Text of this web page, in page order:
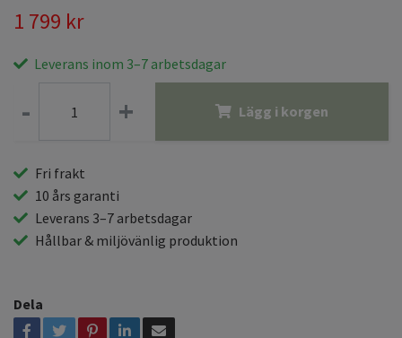
1 799 kr
Leverans inom 3–7 arbetsdagar
- + Lägg i korgen
Fri frakt
10 års garanti
Leverans 3–7 arbetsdagar
Hållbar & miljövänlig produktion
Dela